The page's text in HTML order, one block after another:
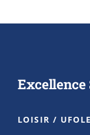
manière
apprécié le
Excellence
LOISIR /